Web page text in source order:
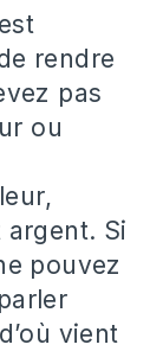
rendre
pas
ou
Si
pouvez
vient